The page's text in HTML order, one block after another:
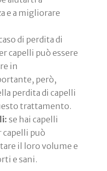
e a migliorare
di perdita di
capelli può essere
in
però,
perdita di capelli
trattamento.
se hai capelli
può
il loro volume e
e sani.